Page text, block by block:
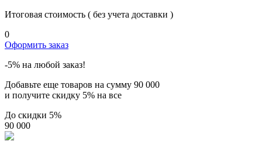
Итоговая стоимость ( без учета доставки )
0
Оформить заказ
-5% на любой заказ!
Добавьте еще товаров на сумму 90 000
и получите скидку 5% на все
До скидки 5%
90 000